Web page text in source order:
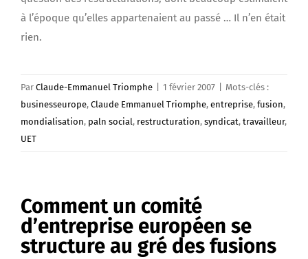
à l’époque qu’elles appartenaient au passé … Il n’en était
rien.
Par Claude-Emmanuel Triomphe 1 février 2007
Mots-clés :
businesseurope, Claude Emmanuel Triomphe, entreprise, fusion,
mondialisation, paln social, restructuration, syndicat, travailleur,
UET
Comment un comité
d’entreprise européen se
structure au gré des fusions